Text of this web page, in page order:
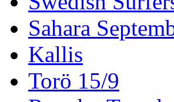
Sahara
Kallis
Torö 15/9